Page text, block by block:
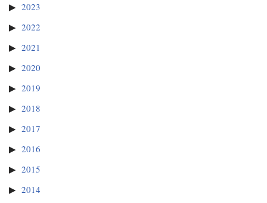
2023
2022
2021
2020
2019
2018
2017
2016
2015
2014